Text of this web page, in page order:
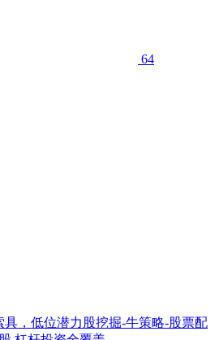
64